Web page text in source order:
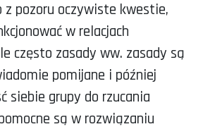
z pozoru oczywiste kwestie,
w relacjach
często zasady ww. zasady są
pomijane i później
siebie grupy do rzucania
są w rozwiązaniu